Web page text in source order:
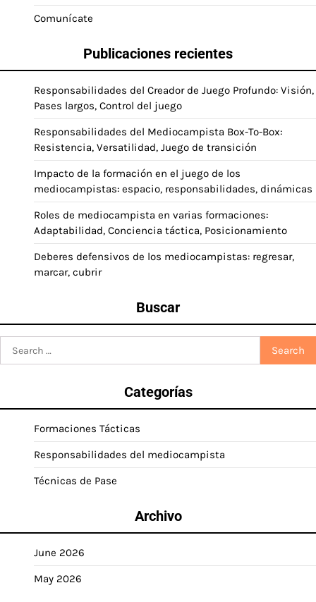
Comunícate
Publicaciones recientes
Responsabilidades del Creador de Juego Profundo: Visión,
Pases largos, Control del juego
Responsabilidades del Mediocampista Box-To-Box:
Resistencia, Versatilidad, Juego de transición
Impacto de la formación en el juego de los
mediocampistas: espacio, responsabilidades, dinámicas
Roles de mediocampista en varias formaciones:
Adaptabilidad, Conciencia táctica, Posicionamiento
Deberes defensivos de los mediocampistas: regresar,
marcar, cubrir
Buscar
for:
Categorías
Formaciones Tácticas
Responsabilidades del mediocampista
Técnicas de Pase
Archivo
June 2026
May 2026